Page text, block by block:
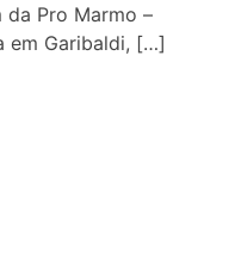
da Pro Marmo –
em Garibaldi, […]